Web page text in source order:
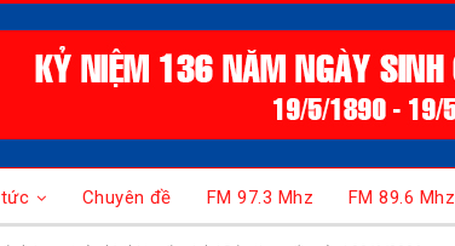
Chuyên đề FM 97.3 Mhz FM 89.6 Mhz